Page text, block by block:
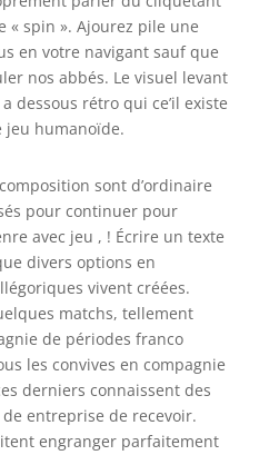
spin ». Ajourez pile une
en votre navigant sauf que
nos abbés. Le visuel levant
dessous rétro qui ce’il existe
jeu humanoïde.
sont d’ordinaire
pour continuer pour
avec jeu , ! Écrire un texte
divers options en
vivent créées.
matchs, tellement
de périodes franco
les convives en compagnie
derniers connaissent des
entreprise de recevoir.
engranger parfaitement